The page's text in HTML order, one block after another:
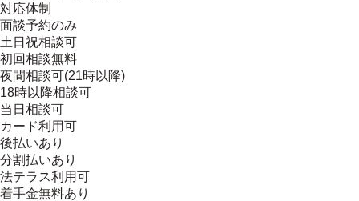
対応体制
面談予約のみ
土日祝相談可
初回相談無料
夜間相談可(21時以降)
18時以降相談可
当日相談可
カード利用可
後払いあり
分割払いあり
法テラス利用可
着手金無料あり